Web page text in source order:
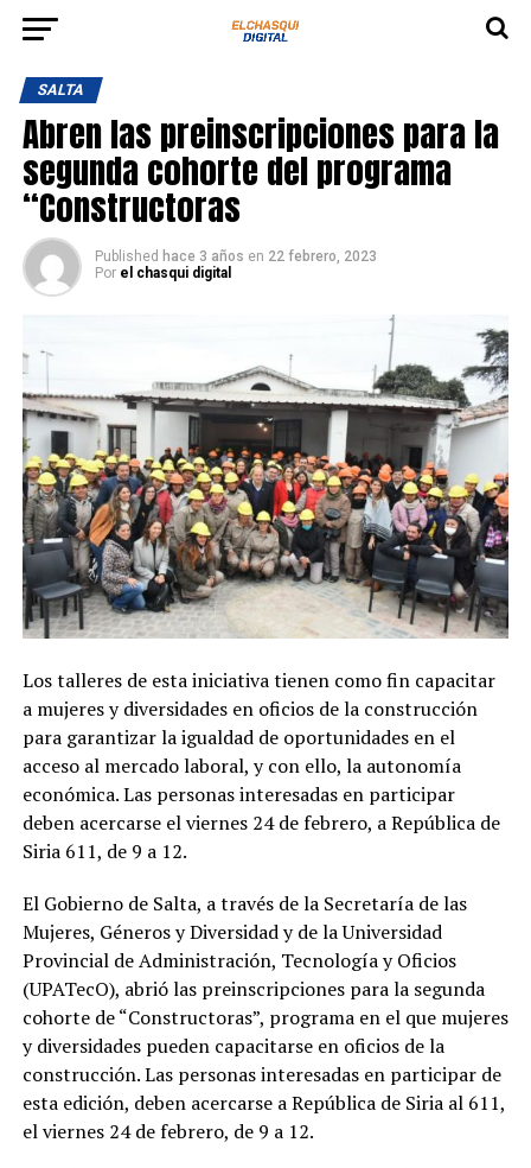
SALTA
Abren las preinscripciones para la
segunda cohorte del programa
“Constructoras
Published hace 3 años en 22 febrero, 2023
Por el chasqui digital
Los talleres de esta iniciativa tienen como fin capacitar
a mujeres y diversidades en oficios de la construcción
para garantizar la igualdad de oportunidades en el
acceso al mercado laboral, y con ello, la autonomía
económica. Las personas interesadas en participar
deben acercarse el viernes 24 de febrero, a República de
Siria 611, de 9 a 12.
El Gobierno de Salta, a través de la Secretaría de las
Mujeres, Géneros y Diversidad y de la Universidad
Provincial de Administración, Tecnología y Oficios
(UPATecO), abrió las preinscripciones para la segunda
cohorte de “Constructoras”, programa en el que mujeres
y diversidades pueden capacitarse en oficios de la
construcción. Las personas interesadas en participar de
esta edición, deben acercarse a República de Siria al 611,
el viernes 24 de febrero, de 9 a 12.